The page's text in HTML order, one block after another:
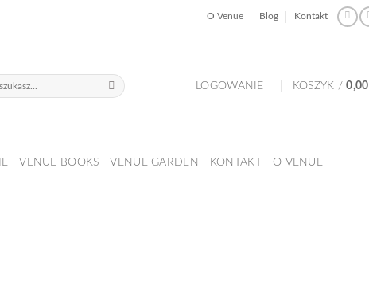
O Venue Blog Kontakt
LOGOWANIE KOSZYK /0,00
VENUE BOOKS VENUE GARDEN KONTAKT O VENUE